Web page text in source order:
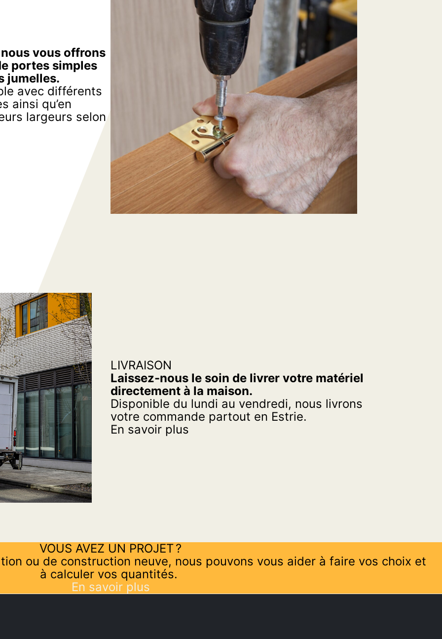
vous offrons
portes simples
jumelles.
avec différents
ainsi qu’en
largeurs selon
LIVRAISON
Laissez-nous le soin de livrer votre matériel
directement à la maison.
Disponible du lundi au vendredi, nous livrons
votre commande partout en Estrie.
En savoir plus
VOUS AVEZ UN PROJET ?
ou de construction neuve, nous pouvons vous aider à faire vos choix et
à calculer vos quantités.
En savoir plus